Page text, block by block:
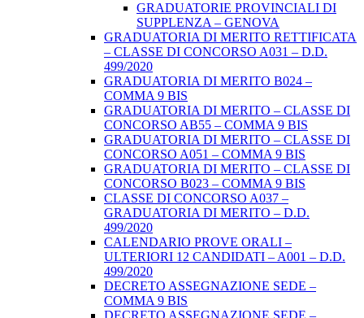
GRADUATORIE PROVINCIALI DI
SUPPLENZA – GENOVA
GRADUATORIA DI MERITO RETTIFICATA
– CLASSE DI CONCORSO A031 – D.D.
499/2020
GRADUATORIA DI MERITO B024 –
COMMA 9 BIS
GRADUATORIA DI MERITO – CLASSE DI
CONCORSO AB55 – COMMA 9 BIS
GRADUATORIA DI MERITO – CLASSE DI
CONCORSO A051 – COMMA 9 BIS
GRADUATORIA DI MERITO – CLASSE DI
CONCORSO B023 – COMMA 9 BIS
CLASSE DI CONCORSO A037 –
GRADUATORIA DI MERITO – D.D.
499/2020
CALENDARIO PROVE ORALI –
ULTERIORI 12 CANDIDATI – A001 – D.D.
499/2020
DECRETO ASSEGNAZIONE SEDE –
COMMA 9 BIS